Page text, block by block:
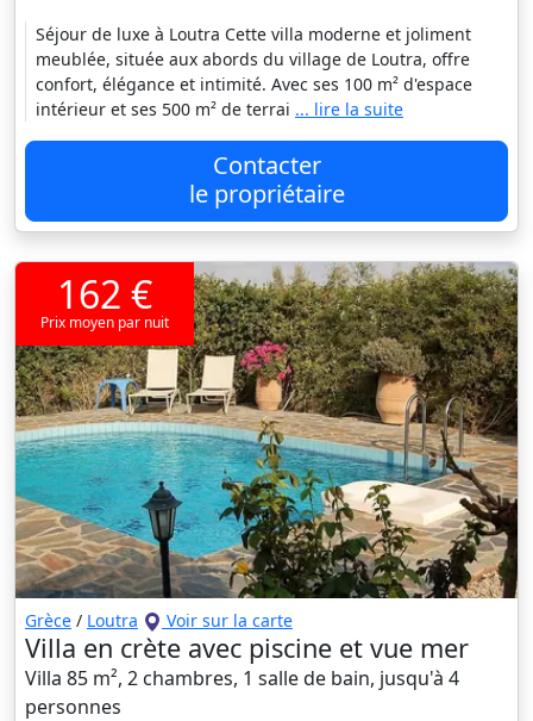
Séjour de luxe à Loutra Cette villa moderne et joliment
meublée, située aux abords du village de Loutra, offre
confort, élégance et intimité. Avec ses 100 m² d'espace
intérieur et ses 500 m² de terrai ... lire la suite
Contacter
le propriétaire
162 €
Prix moyen par nuit
Grèce / Loutra Voir sur la carte
Villa en crète avec piscine et vue mer
Villa 85 m², 2 chambres, 1 salle de bain, jusqu'à 4
personnes